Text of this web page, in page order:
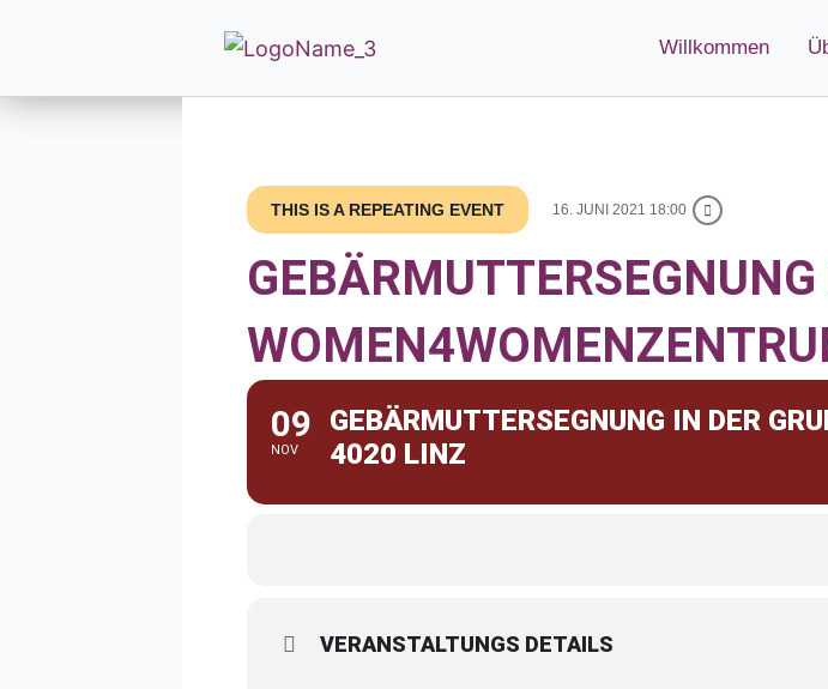
Willkommen
THIS IS A REPEATING EVENT 16. JUNI 2021 18:00
09
NOV
GEBÄRMUTTERSEGNUNG IN DER
4020 LINZ
VERANSTALTUNGS DETAILS